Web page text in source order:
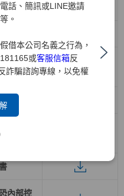
話、簡訊或LINE邀請
。
借本公司名義之行為，
或客服信箱反
詐騙諮詢專線，以免權
內部控
內部控